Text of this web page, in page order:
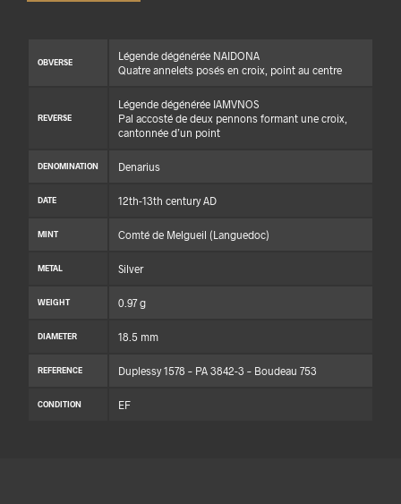
OBVERSE
Légende dégénérée NAIDONA
Quatre annelets posés en croix, point au centre
REVERSE
Légende dégénérée IAMVNOS
Pal accosté de deux pennons formant une croix,
cantonnée d’un point
DENOMINATION Denarius
DATE 12th-13th century AD
MINT Comté de Melgueil (Languedoc)
METAL Silver
WEIGHT 0.97 g
DIAMETER 18.5 mm
REFERENCE Duplessy 1578 – PA 3842-3 – Boudeau 753
CONDITION EF